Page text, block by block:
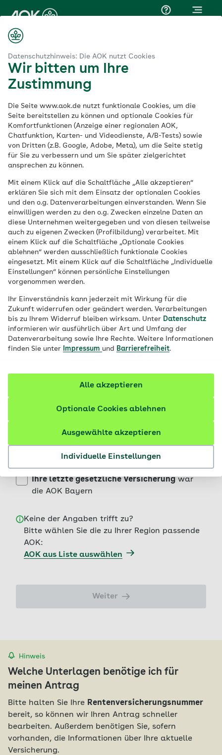
Datenschutzhinweis: Die AOK nutzt Cookies
Wir bitten um Ihre
Zustimmung
Die Seite www.aok.de nutzt funktionale Cookies, um die
Seite bereitstellen zu können und optionale Cookies für
Komfortfunktionen (Anzeige einer regionalen AOK,
Chatfunktion, Karten- und Videodienste, A/B-Tests) sowie
von Dritten (z.B. Google, Adobe, Meta), um die Seite stetig
für Sie zu verbessern und um Sie später zielgerichtet
ansprechen zu können.
Mit einem Klick auf die Schaltfläche „Alle akzeptieren“
erklären Sie sich mit dem Einsatz der optionalen Cookies
und den o.g. Datenverarbeitungen einverstanden. Wenn Sie
einwilligen werden zu den o.g. Zwecken einzelne Daten an
diese Unternehmen weitergegeben und von diesen teilweise
auch zu eigenen Zwecken (Profilbildung) verarbeitet. Mit
einem Klick auf die Schaltfläche „Optionale Cookies
ablehnen“ werden ausschließlich funktionale Cookies
eingesetzt. Mit einem Klick auf die Schaltfläche „Individuelle
Einstellungen“ können persönliche Einstellungen
vorgenommen werden.
Ihr Einverständnis kann jederzeit mit Wirkung für die
Zukunft widerrufen oder geändert werden. Verarbeitungen
bis zu Ihrem Widerruf bleiben wirksam. Unter Datenschutz
informieren wir ausführlich über Art und Umfang der
Datenverarbeitung sowie Ihre Rechte. Weitere Informationen
finden Sie unter
Impressum und Barrierefreiheit.
Individuelle Einstellungen
Ausgewählte akzeptieren
Optionale Cookies ablehnen
Alle akzeptieren
Online Mitglied werden
bei der AOK Bayern
Sichere Verbindung
Ihre Daten werden über eine SSL-verschlüsselte
Verbindung an uns übertragen.
Wichtiger Hinweis
Für Ihren Antrag bei der AOK Bayern benötigen
wir vorab Ihre Unterstützung: Bitte prüfen Sie, ob
Sie eine der nachfolgenden Voraussetzungen
erfüllen.
in Bayern
Sie arbeiten oder studierenin Bayern
Ihr Ehegatte oder standesamtlich
eingetragener Lebenspartnerist bei der
AOK Bayern versichert
Ihre letzte gesetzliche Versicherung war
die AOK Bayern
Keine der Angaben trifft zu?
Bitte wählen Sie die zu Ihrer Region passende
AOK:
AOK aus Liste auswählen
Weiter
Hinweis
Welche Unterlagen benötige ich für
meinen Antrag
Bitte halten Sie Ihre Rentenversicherungsnummer
bereit, so können wir Ihren Antrag schneller
bearbeiten. Außerdem benötigen Sie, sofern
vorhanden, die Informationen über Ihre aktuelle
Versicherung.